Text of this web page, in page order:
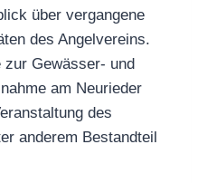
über vergangene
des Angelvereins.
zur Gewässer- und
am Neurieder
des
anderem Bestandteil